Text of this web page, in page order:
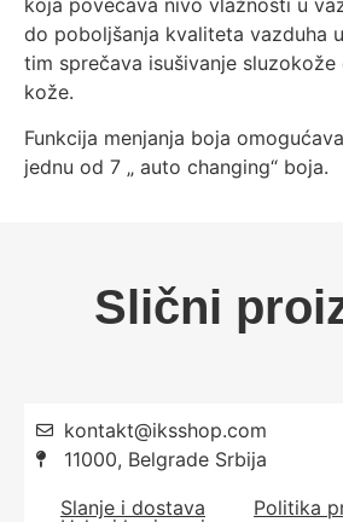
do poboljšanja kvaliteta vazduha
tim sprečava isušivanje sluzokože
kože.
Funkcija menjanja boja
jednu od 7 „ auto changing“ boja.
Slični
kontakt@iksshop.com
11000, Belgrade Srbija
Slanje i dostava
Politika